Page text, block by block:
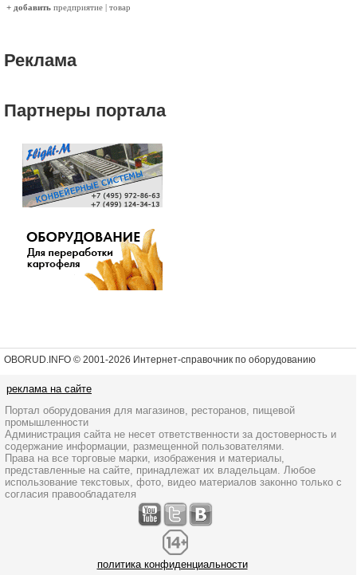
+ добавить предприятие | товар
Реклама
Партнеры портала
OBORUD.INFO © 2001-2026 Интернет-справочник по оборудованию
реклама на сайте
Портал оборудования для магазинов, ресторанов, пищевой
промышленности
Администрация сайта не несет ответственности за достоверность и
содержание информации, размещенной пользователями.
Права на все торговые марки, изображения и материалы,
представленные на сайте, принадлежат их владельцам. Любое
использование текстовых, фото, видео материалов законно только с
согласия правообладателя
политика конфиденциальности